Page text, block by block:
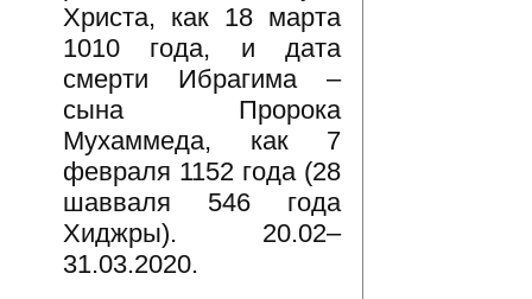
Христа, как 18 марта
1010 года, и дата
смерти Ибрагима –
сына Пророка
Мухаммеда, как 7
февраля 1152 года (28
шавваля 546 года
Хиджры). 20.02–
31.03.2020.